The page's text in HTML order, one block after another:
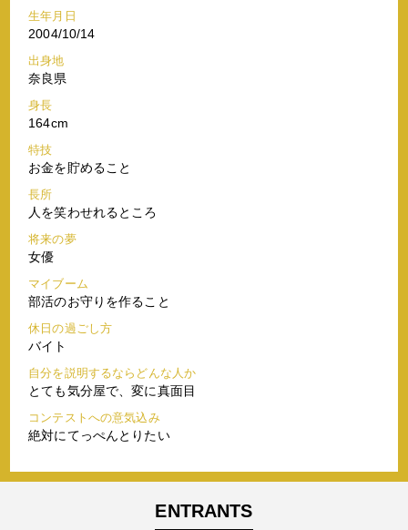
生年月日
2004/10/14
出身地
奈良県
身長
164cm
特技
お金を貯めること
長所
人を笑わせれるところ
将来の夢
女優
マイブーム
部活のお守りを作ること
休日の過ごし方
バイト
自分を説明するならどんな人か
とても気分屋で、変に真面目
コンテストへの意気込み
絶対にてっぺんとりたい
ENTRANTS